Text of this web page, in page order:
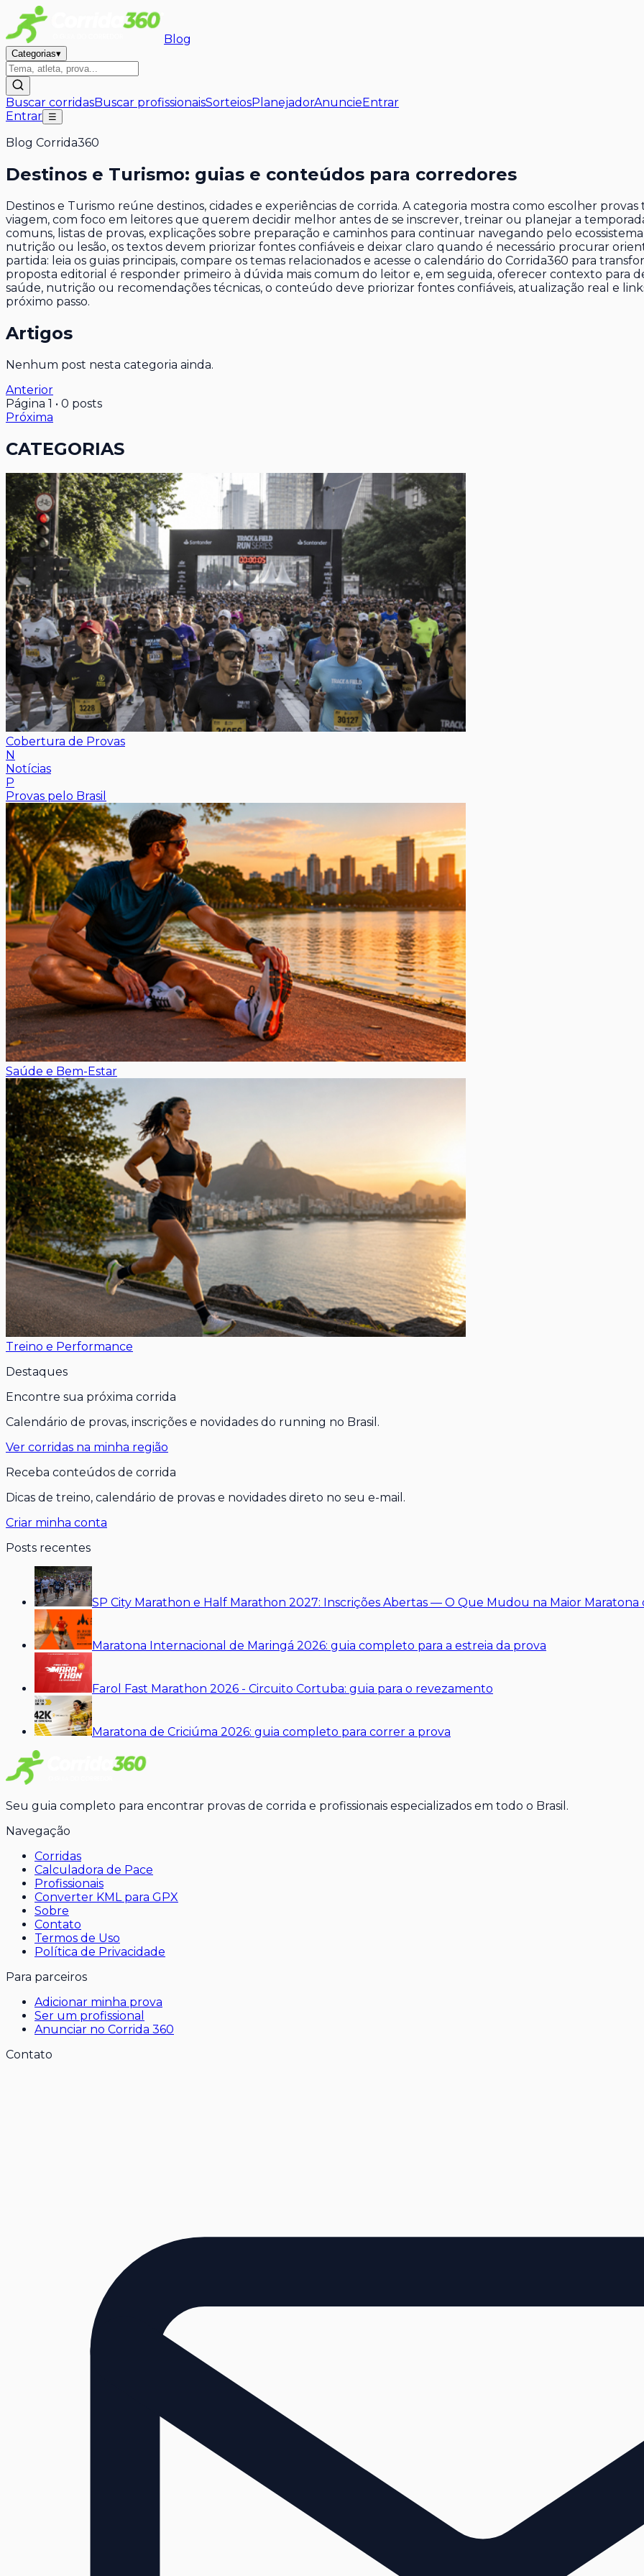
Blog
Categorias▾
Buscar corridasBuscar profissionaisSorteiosPlanejadorAnuncieEntrar
Entrar ☰
Blog Corrida360
Destinos e Turismo: guias e conteúdos para corredores
Destinos e Turismo reúne destinos, cidades e experiências de corrida. A categoria mostra como escolher
viagem, com foco em leitores que querem decidir melhor antes de se inscrever, treinar ou planejar a
comuns, listas de provas, explicações sobre preparação e caminhos para continuar navegando pelo
nutrição ou lesão, os textos devem priorizar fontes confiáveis e deixar claro quando é necessário procurar
partida: leia os guias principais, compare os temas relacionados e acesse o calendário do Corrida360 para
proposta editorial é responder primeiro à dúvida mais comum do leitor e, em seguida, oferecer contexto para
saúde, nutrição ou recomendações técnicas, o conteúdo deve priorizar fontes confiáveis, atualização real e
próximo passo.
Artigos
Nenhum post nesta categoria ainda.
Anterior
Página 1 • 0 posts
Próxima
CATEGORIAS
Cobertura de Provas
N
Notícias
P
Provas pelo Brasil
Saúde e Bem-Estar
Treino e Performance
Destaques
Encontre sua próxima corrida
Calendário de provas, inscrições e novidades do running no Brasil.
Ver corridas na minha região
Receba conteúdos de corrida
Dicas de treino, calendário de provas e novidades direto no seu e-mail.
Criar minha conta
Posts recentes
SP City Marathon e Half Marathon 2027: Inscrições Abertas — O Que Mudou na Maior Maratona
Maratona Internacional de Maringá 2026: guia completo para a estreia da prova
Farol Fast Marathon 2026 - Circuito Cortuba: guia para o revezamento
Maratona de Criciúma 2026: guia completo para correr a prova
Seu guia completo para encontrar provas de corrida e profissionais especializados em todo o Brasil.
Navegação
Corridas
Calculadora de Pace
Profissionais
Converter KML para GPX
Sobre
Contato
Termos de Uso
Política de Privacidade
Para parceiros
Adicionar minha prova
Ser um profissional
Anunciar no Corrida 360
Contato